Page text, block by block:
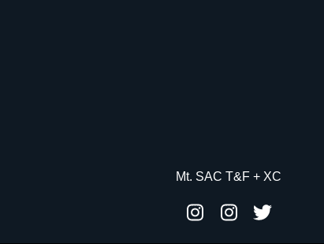
Mt. SAC T&F + XC